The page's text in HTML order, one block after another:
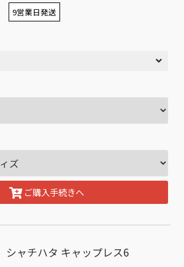
9営業日発送
ご購入手続きへ
シャチハタ キャップレス6